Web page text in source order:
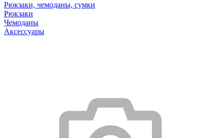
Рюкзаки, чемоданы, сумки
Рюкзаки
Чемоданы
Аксессуары